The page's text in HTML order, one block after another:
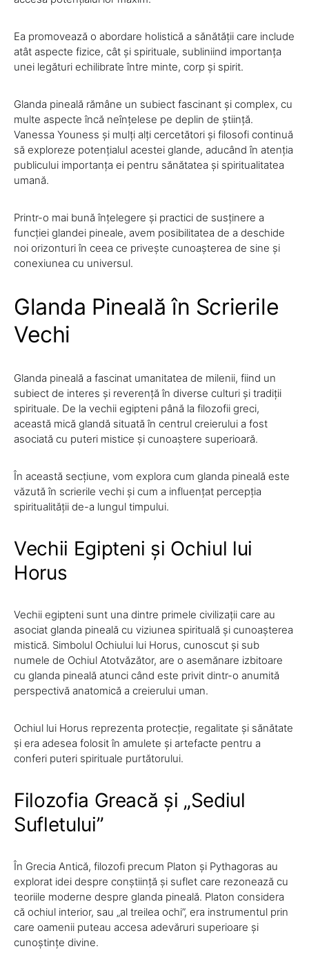
Ea promovează o abordare holistică a sănătății care include
atât aspecte fizice, cât și spirituale, subliniind importanța
unei legături echilibrate între minte, corp și spirit.
Glanda pineală rămâne un subiect fascinant și complex, cu
multe aspecte încă neînțelese pe deplin de știință.
Vanessa Youness și mulți alți cercetători și filosofi continuă
să exploreze potențialul acestei glande, aducând în atenția
publicului importanța ei pentru sănătatea și spiritualitatea
umană.
Printr-o mai bună înțelegere și practici de susținere a
funcției glandei pineale, avem posibilitatea de a deschide
noi orizonturi în ceea ce privește cunoașterea de sine și
conexiunea cu universul.
Glanda Pineală în Scrierile
Vechi
Glanda pineală a fascinat umanitatea de milenii, fiind un
subiect de interes și reverență în diverse culturi și tradiții
spirituale. De la vechii egipteni până la filozofii greci,
această mică glandă situată în centrul creierului a fost
asociată cu puteri mistice și cunoaștere superioară.
În această secțiune, vom explora cum glanda pineală este
văzută în scrierile vechi și cum a influențat percepția
spiritualității de-a lungul timpului.
Vechii Egipteni și Ochiul lui
Horus
Vechii egipteni sunt una dintre primele civilizații care au
asociat glanda pineală cu viziunea spirituală și cunoașterea
mistică. Simbolul Ochiului lui Horus, cunoscut și sub
numele de Ochiul Atotvăzător, are o asemănare izbitoare
cu glanda pineală atunci când este privit dintr-o anumită
perspectivă anatomică a creierului uman.
Ochiul lui Horus reprezenta protecție, regalitate și sănătate
și era adesea folosit în amulete și artefacte pentru a
conferi puteri spirituale purtătorului.
Filozofia Greacă și „Sediul
Sufletului”
În Grecia Antică, filozofi precum Platon și Pythagoras au
explorat idei despre conștiință și suflet care rezonează cu
teoriile moderne despre glanda pineală. Platon considera
că ochiul interior, sau „al treilea ochi”, era instrumentul prin
care oamenii puteau accesa adevăruri superioare și
cunoștințe divine.